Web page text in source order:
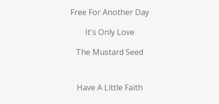
Free For Another Day
It's Only Love
The Mustard Seed
Have A Little Faith